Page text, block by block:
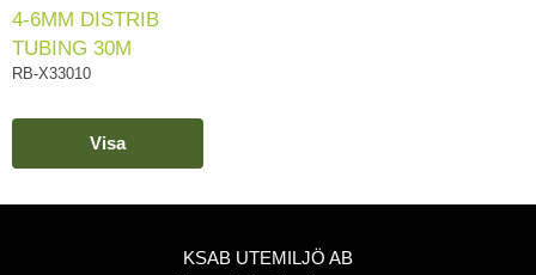
4-6MM DISTRIB
TUBING 30M
RB-X33010
Visa
KSAB UTEMILJÖ AB